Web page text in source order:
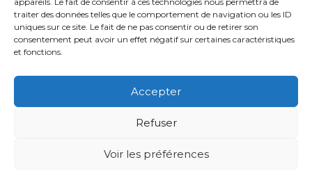
traiter des données telles que le comportement de navigation ou les ID
uniques sur ce site. Le fait de ne pas consentir ou de retirer son
consentement peut avoir un effet négatif sur certaines caractéristiques
et fonctions.
Accepter
Refuser
Voir les préférences
Mentions Légales / Crédits
Politique de cookies (UE)
Politique de confidentialité – RGPD
© 2020 TV8 Moselle-Est - 9 avenue Saint-Remy - 57600 FORBACH -